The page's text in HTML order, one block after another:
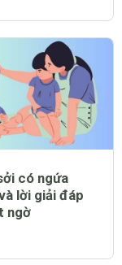
có ngứa
lời giải đáp
ngờ